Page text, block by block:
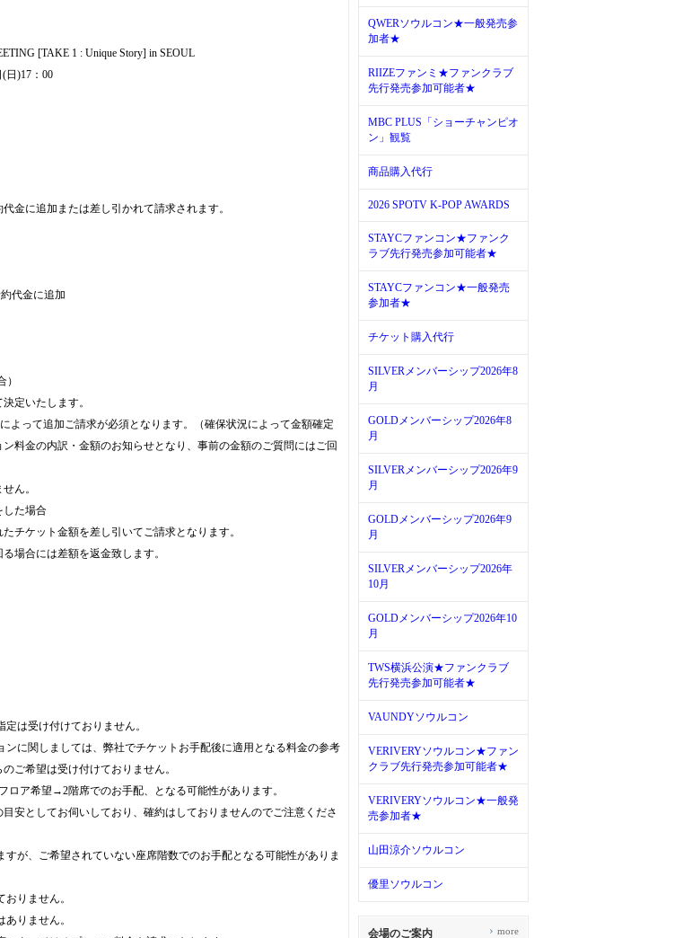
[TAKE 1 : Unique Story] in SEOUL
(日)17：00
金に追加または差し引かれて請求されます。
代金に追加
定いたします。
よって追加ご請求が必須となります。（確保状況によって金額確定
料金の内訳・金額のお知らせとなり、事前の金額のご質問にはご回
ん。
した場合
チケット金額を差し引いてご請求となります。
場合には差額を返金致します。
は受け付けておりません。
に関しましては、弊社でチケットお手配後に適用となる料金の参考
ご希望は受け付けておりません。
ア希望→2階席でのお手配、となる可能性があります。
安としてお伺いしており、確約はしておりませんのでご注意くださ
が、ご希望されていない座席階数でのお手配となる可能性がありま
りません。
りません。
QWERソウルコン★一般発売参
加者★
RIIZEファンミ★ファンクラブ
先行発売参加可能者★
MBC PLUS「ショーチャンピオ
ン」観覧
商品購入代行
2026 SPOTV K-POP AWARDS
STAYCファンコン★ファンク
ラブ先行発売参加可能者★
STAYCファンコン★一般発売
参加者★
チケット購入代行
SILVERメンバーシップ2026年8
月
GOLDメンバーシップ2026年8
月
SILVERメンバーシップ2026年9
月
GOLDメンバーシップ2026年9
月
SILVERメンバーシップ2026年
10月
GOLDメンバーシップ2026年10
月
TWS横浜公演★ファンクラブ
先行発売参加可能者★
VAUNDYソウルコン
VERIVERYソウルコン★ファン
クラブ先行発売参加可能者★
VERIVERYソウルコン★一般発
売参加者★
山田涼介ソウルコン
優里ソウルコン
会場のご案内 › more